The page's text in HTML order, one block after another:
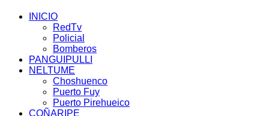
INICIO
RedTv
Policial
Bomberos
PANGUIPULLI
NELTUME
Choshuenco
Puerto Fuy
Puerto Pirehueico
COÑARIPE